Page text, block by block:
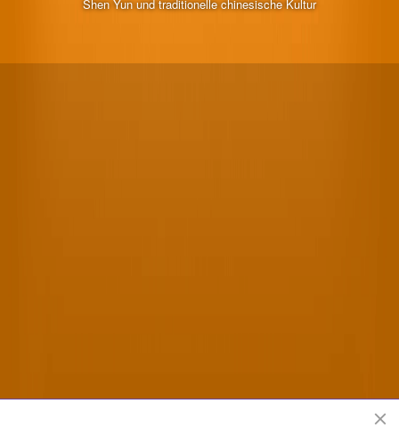
Shen Yun und traditionelle chinesische Kultur